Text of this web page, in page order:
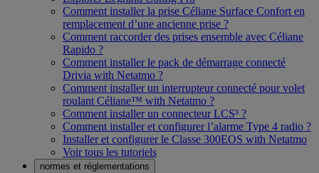
Comment installer la prise Céliane Surface Confort en
remplacement d’une ancienne prise ?
Comment raccorder des prises ensemble avec Céliane
Rapido ?
Comment installer le pack de démarrage connecté
Drivia with Netatmo ?
Comment installer un interrupteur connecté pour volet
roulant Céliane™ with Netatmo ?
Comment installer un connecteur LCS³ ?
Comment installer et configurer l’alarme Type 4 radio ?
Installer et configurer le Classe 300EOS with Netatmo
Voir tous les tutoriels
normes et réglementations